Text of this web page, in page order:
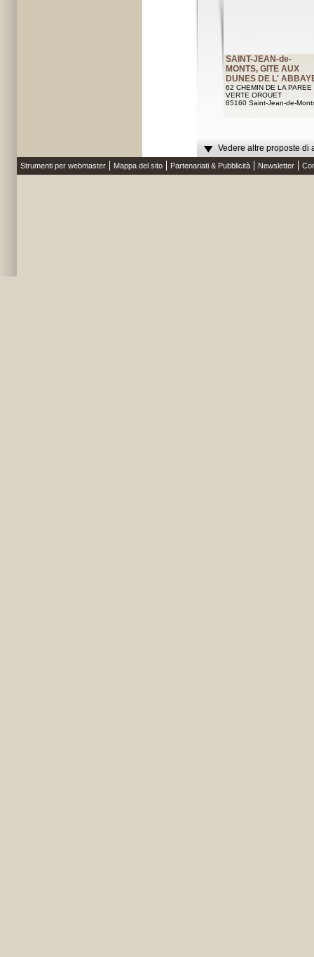
SAINT-JEAN-de-
MONTS, GITE AUX
DUNES DE L'
62 CHEMIN DE LA PAREE
VERTE OROUET
85160 Saint-Jean-de-
Vedere altre proposte di
Strumenti per webmaster Mappa del sito Partenariati & Pubblicità Newsletter